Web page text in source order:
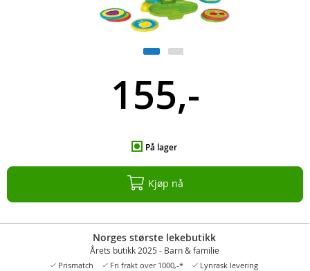
155,-
På lager
Kjøp nå
Norges største lekebutikk
Årets butikk 2025 - Barn & familie
Prismatch Fri frakt over 1000,-* Lynrask levering